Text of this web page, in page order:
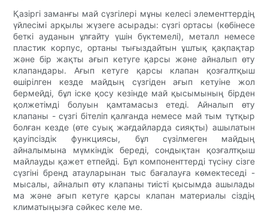
Қазіргі заманғы май сүзгілері мұны келесі элементтердің
үйлесімі арқылы жүзеге асырады: сүзгі ортасы (көбінесе
беткі ауданын ұлғайту үшін бүктемелі), металл немесе
пластик корпус, ортаны тығыздайтын ұштық қақпақтар
және бір жақты ағып кетуге қарсы және айналып өту
клапандары. Ағып кетуге қарсы клапан қозғалтқыш
өшірілген кезде майдың сүзгіден ағып кетуіне жол
бермейді, бұл іске қосу кезінде май қысымының бірден
қолжетімді болуын қамтамасыз етеді. Айналып өту
клапаны - сүзгі бітеліп қалғанда немесе май тым тұтқыр
болған кезде (өте суық жағдайларда сияқты) ашылатын
қауіпсіздік функциясы, бұл сүзілмеген майдың
айналымына мүмкіндік береді, сондықтан қозғалтқыш
майлауды қажет етпейді. Бұл компоненттерді түсіну сізге
сүзгіні бренд атауларынан тыс бағалауға көмектеседі -
мысалы, айналып өту клапаны тиісті қысымда ашылады
ма және ағып кетуге қарсы клапан материалы сіздің
климатыңызға сәйкес келе ме.